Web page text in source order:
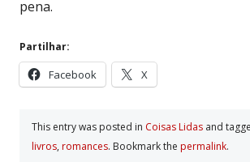
pena.
Partilhar:
Facebook X
This entry was posted in Coisas Lidas and
livros, romances. Bookmark the permalink.